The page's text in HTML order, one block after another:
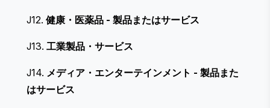
J12. 健康・医薬品 - 製品またはサービス
J13. 工業製品・サービス
J14. メディア・エンターテインメント - 製品また
はサービス